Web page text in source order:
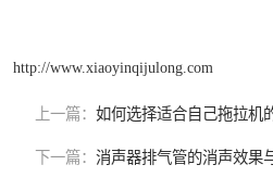
http://www.xiaoyinqijulong.com
上一篇： 如何选择适合自己拖拉机
下一篇： 消声器排气管的消声效果